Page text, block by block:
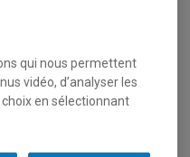
qui nous permettent
vidéo, d’analyser les
en sélectionnant